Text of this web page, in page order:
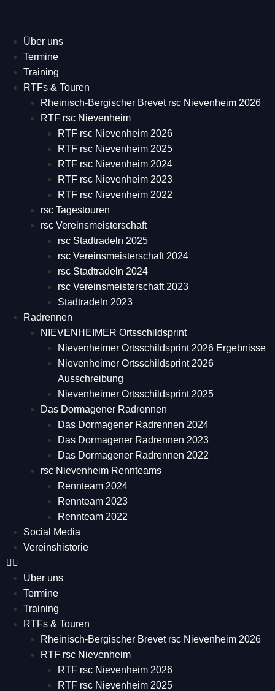
Über uns
Termine
Training
RTFs & Touren
Rheinisch-Bergischer Brevet rsc Nievenheim 2026
RTF rsc Nievenheim
RTF rsc Nievenheim 2026
RTF rsc Nievenheim 2025
RTF rsc Nievenheim 2024
RTF rsc Nievenheim 2023
RTF rsc Nievenheim 2022
rsc Tagestouren
rsc Vereinsmeisterschaft
rsc Stadtradeln 2025
rsc Vereinsmeisterschaft 2024
rsc Stadtradeln 2024
rsc Vereinsmeisterschaft 2023
Stadtradeln 2023
Radrennen
NIEVENHEIMER Ortsschildsprint
Nievenheimer Ortsschildsprint 2026 Ergebnisse
Nievenheimer Ortsschildsprint 2026
Ausschreibung
Nievenheimer Ortsschildsprint 2025
Das Dormagener Radrennen
Das Dormagener Radrennen 2024
Das Dormagener Radrennen 2023
Das Dormagener Radrennen 2022
rsc Nievenheim Rennteams
Rennteam 2024
Rennteam 2023
Rennteam 2022
Social Media
Vereinshistorie
Über uns
Termine
Training
RTFs & Touren
Rheinisch-Bergischer Brevet rsc Nievenheim 2026
RTF rsc Nievenheim
RTF rsc Nievenheim 2026
RTF rsc Nievenheim 2025